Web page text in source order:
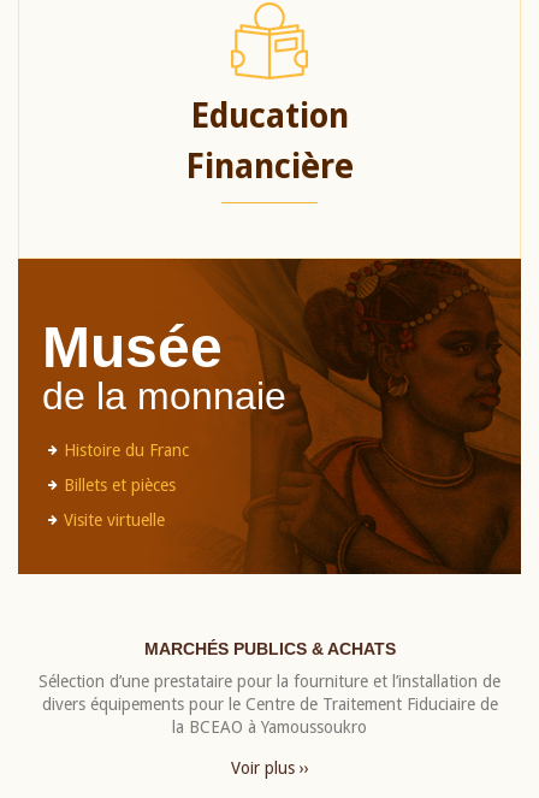
Education
Financière
Musée
de la monnaie
Histoire du Franc
Billets et pièces
Visite virtuelle
MARCHÉS PUBLICS & ACHATS
Sélection d’une prestataire pour la fourniture et l’installation de
divers équipements pour le Centre de Traitement Fiduciaire de
la BCEAO à Yamoussoukro
Voir plus ››